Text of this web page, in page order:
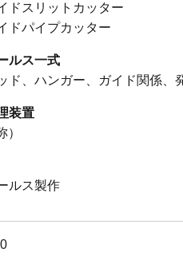
ドスリットカッター
ドパイプカッター
ルス一式
ド、ハンガー、ガイド関係
装置
）
ルス製作